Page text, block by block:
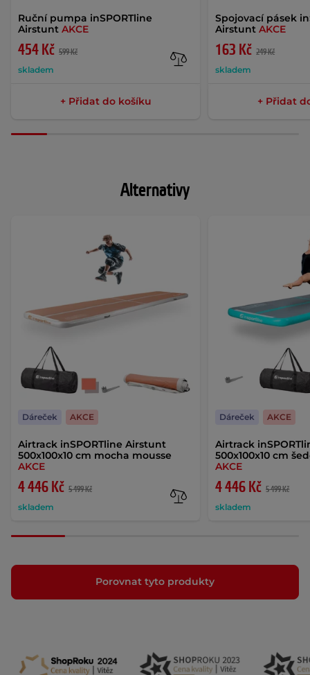
Ruční pumpa inSPORTline
Airstunt AKCE
454 Kč 599 Kč
skladem
+ Přidat do košíku
Spojovací pásek
AirstuntAKCE
163 Kč 249 Kč
skladem
+ Přidat
Alternativy
Airtrack inSPORTline Airstunt
500x100x10 cm mocha mousse
AKCE
4 446 Kč 5 499 Kč
skladem
Dáreček AKCE
Airtrack
500x100x10 cm
AKCE
4 446 Kč 5 499 Kč
skladem
Dáreček AKCE
Porovnat tyto produkty